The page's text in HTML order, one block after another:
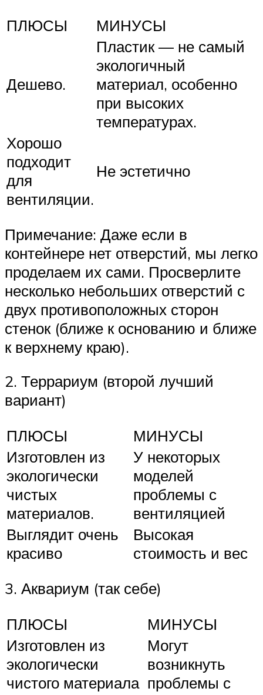
ПЛЮСЫ
МИНУСЫ
Дешево.
Пластик — не самый
экологичный
материал, особенно
при высоких
температурах.
Хорошо
подходит
для
вентиляции.
Не эстетично
Примечание: Даже если в
контейнере нет отверстий, мы легко
проделаем их сами. Просверлите
несколько небольших отверстий с
двух противоположных сторон
стенок (ближе к основанию и ближе
к верхнему краю).
2. Террариум (второй лучший
вариант)
ПЛЮСЫ
МИНУСЫ
Изготовлен из
экологически
чистых
материалов.
У некоторых
моделей
проблемы с
вентиляцией
Выглядит очень
красиво
Высокая
стоимость и вес
3. Аквариум (так себе)
ПЛЮСЫ
МИНУСЫ
Изготовлен из
экологически
чистого материала
Могут
возникнуть
проблемы с